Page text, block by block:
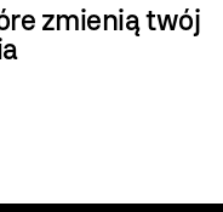
zmienią twój